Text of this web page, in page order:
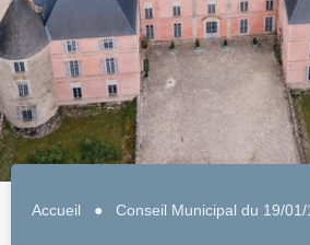
Accueil ● Conseil Municipal du 19/01/